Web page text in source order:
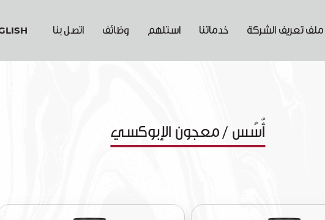
ملف تعريف الشركة خدماتنا استلهم وظائف اتصل بنا
أُسُس / معجون الإبوكسي